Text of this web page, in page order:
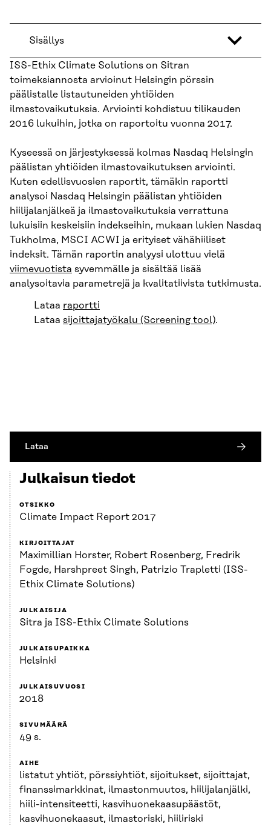
Sisällys
ISS-Ethix Climate Solutions on Sitran
toimeksiannosta arvioinut Helsingin pörssin
päälistalle listautuneiden yhtiöiden
ilmastovaikutuksia. Arviointi kohdistuu tilikauden
2016 lukuihin, jotka on raportoitu vuonna 2017.
Kyseessä on järjestyksessä kolmas Nasdaq Helsingin
päälistan yhtiöiden ilmastovaikutuksen arviointi.
Kuten edellisvuosien raportit, tämäkin raportti
analysoi Nasdaq Helsingin päälistan yhtiöiden
hiilijalanjälkeä ja ilmastovaikutuksia verrattuna
lukuisiin keskeisiin indekseihin, mukaan lukien Nasdaq
Tukholma, MSCI ACWI ja erityiset vähähiiliset
indeksit. Tämän raportin analyysi ulottuu vielä
viimevuotista syvemmälle ja sisältää lisää
analysoitavia parametrejä ja kvalitatiivista tutkimusta.
Lataa raportti
Lataa sijoittajatyökalu (Screening tool).
Lataa
Julkaisun tiedot
OTSIKKO
Climate Impact Report 2017
KIRJOITTAJAT
Maximillian Horster, Robert Rosenberg, Fredrik
Fogde, Harshpreet Singh, Patrizio Trapletti (ISS-
Ethix Climate Solutions)
JULKAISIJA
Sitra ja ISS-Ethix Climate Solutions
JULKAISUPAIKKA
Helsinki
JULKAISUVUOSI
2018
SIVUMÄÄRÄ
49 s.
AIHE
listatut yhtiöt, pörssiyhtiöt, sijoitukset, sijoittajat,
finanssimarkkinat, ilmastonmuutos, hiilijalanjälki,
hiili-intensiteetti, kasvihuonekaasupäästöt,
kasvihuonekaasut, ilmastoriski, hiiliriski